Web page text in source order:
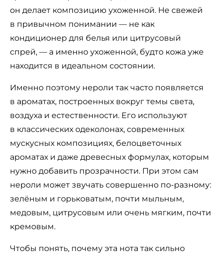
он делает композицию ухоженной. Не свежей
в привычном понимании — не как
кондиционер для белья или цитрусовый
спрей, — а именно ухоженной, будто кожа уже
находится в идеальном состоянии.
Именно поэтому нероли так часто появляется
в ароматах, построенных вокруг темы света,
воздуха и естественности. Его используют
в классических одеколонах, современных
мускусных композициях, белоцветочных
ароматах и даже древесных формулах, которым
нужно добавить прозрачности. При этом сам
нероли может звучать совершенно по-разному:
зелёным и горьковатым, почти мыльным,
медовым, цитрусовым или очень мягким, почти
кремовым.
Чтобы понять, почему эта нота так сильно